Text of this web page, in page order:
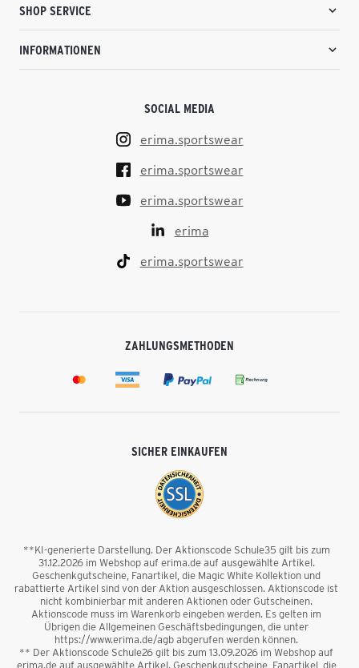
SHOP SERVICE
INFORMATIONEN
SOCIAL MEDIA
erima.sportswear
erima.sportswear
erima.sportswear
erima
erima.sportswear
ZAHLUNGSMETHODEN
SICHER EINKAUFEN
**KI-generierte Darstellung. Der Aktionscode Schule35 gilt bis zum
31.12.2026 im Webshop auf erima.de auf ausgewählte Artikel.
Geschenkgutscheine, Fanartikel, die Magic White Kollektion und
rabattierte Artikel sind von der Aktion ausgeschlossen. Aktionscode ist
nicht kombinierbar mit anderen Aktionen oder Gutscheinen.
Aktionscode muss im Warenkorb eingeben werden. Es gelten im
Übrigen die Allgemeinen Geschäftsbedingungen, die unter
https://www.erima.de/agb abgerufen werden können.
** Der Aktionscode Schule26 gilt bis zum 13.09.2026 im Webshop auf
erima.de auf ausgewählte Artikel. Geschenkgutscheine, Fanartikel, die